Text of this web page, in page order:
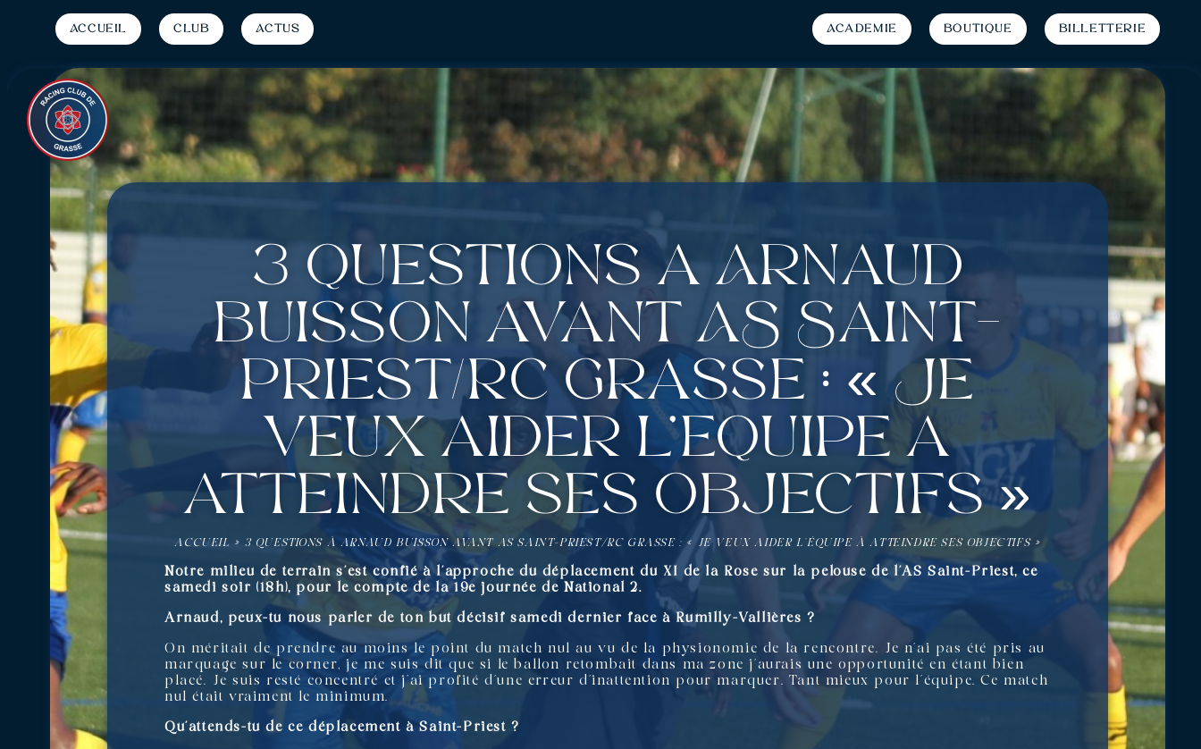
Accueil Club Actus Académie Boutique Billetterie
3 questions à Arnaud
Buisson avant AS Saint-
Priest/RC Grasse : « Je
veux aider l’équipe à
atteindre ses objectifs »
ACCUEIL » 3 QUESTIONS À ARNAUD BUISSON AVANT AS SAINT-PRIEST/RC GRASSE : « JE VEUX AIDER L’ÉQUIPE À ATTEINDRE SES OBJECTIFS »
Notre milieu de terrain s’est confié à l’approche du déplacement du XI de la Rose sur la pelouse de l’AS Saint-Priest, ce
samedi soir (18h), pour le compte de la 19e journée de National 2.
Arnaud, peux-tu nous parler de ton but décisif samedi dernier face à Rumilly-Vallières ?
On méritait de prendre au moins le point du match nul au vu de la physionomie de la rencontre. Je n’ai pas été pris au
marquage sur le corner, je me suis dit que si le ballon retombait dans ma zone j’aurais une opportunité en étant bien
placé. Je suis resté concentré et j’ai profité d’une erreur d’inattention pour marquer. Tant mieux pour l’équipe. Ce match
nul était vraiment le minimum.
Qu’attends-tu de ce déplacement à Saint-Priest ?